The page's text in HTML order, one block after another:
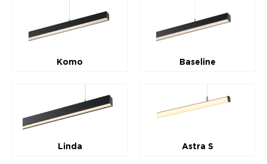
Komo Baseline
Linda Astra S